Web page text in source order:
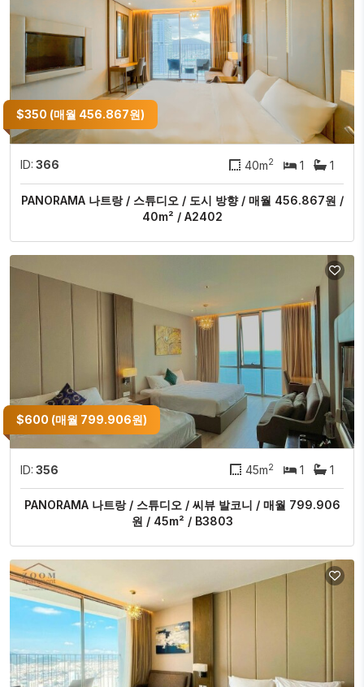
$350 (매월 456.867원)
ID: 366 40m2 1 1
PANORAMA 나트랑 / 스튜디오 / 도시 방향 / 매월 456.867원 /
40m² / A2402
$600 (매월 799.906원)
ID: 356 45m2 1 1
PANORAMA 나트랑 / 스튜디오 / 씨뷰 발코니 / 매월 799.906
원 / 45m² / B3803